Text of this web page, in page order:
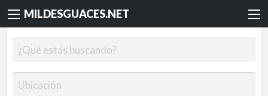
MILDESGUACES.NET